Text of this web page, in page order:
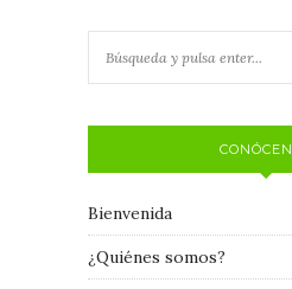
Bienvenida
¿Quiénes somos?